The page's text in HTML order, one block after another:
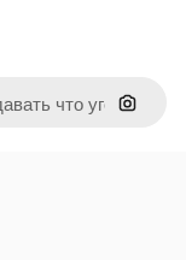
Поиск